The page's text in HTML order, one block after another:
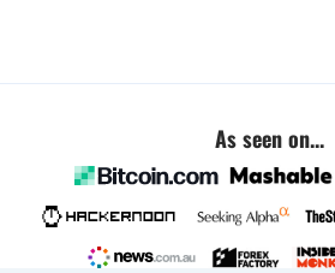
As seen on...